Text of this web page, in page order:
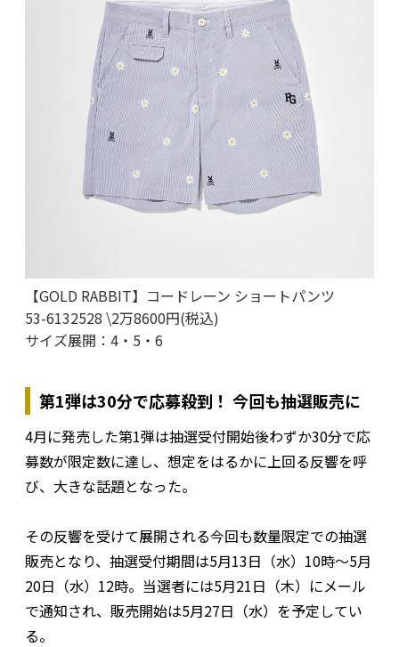
【GOLD RABBIT】コードレーン ショートパンツ
53-6132528 \2万8600円(税込)
サイズ展開：4・5・6
第1弾は30分で応募殺到！ 今回も抽選販売に
4月に発売した第1弾は抽選受付開始後わずか30分で応
募数が限定数に達し、想定をはるかに上回る反響を呼
び、大きな話題となった。
その反響を受けて展開される今回も数量限定での抽選
販売となり、抽選受付期間は5月13日（水）10時〜5月
20日（水）12時。当選者には5月21日（木）にメール
で通知され、販売開始は5月27日（水）を予定してい
る。